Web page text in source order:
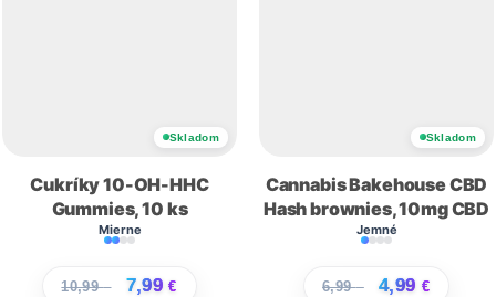
Skladom
Cukríky 10-OH-HHC
Gummies, 10 ks
Mierne
10,99€ 7,99€
Skladom
Cannabis Bakehouse CBD
Hash brownies, 10mg CBD
Jemné
6,99€ 4,99 €